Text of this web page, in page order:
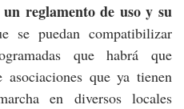
reglamento de uso y su
se puedan compatibilizar
que habrá que
que ya tienen
en diversos locales